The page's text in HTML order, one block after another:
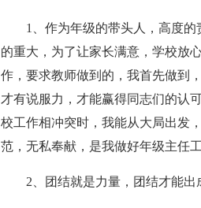
1、作为年级的带头人，高度
的重大，为了让家长满意，学校放
作，要求教师做到的，我首先做到
才有说服力，才能赢得同志们的认
校工作相冲突时，我能从大局出发
范，无私奉献，是我做好年级主任
2、团结就是力量，团结才能出